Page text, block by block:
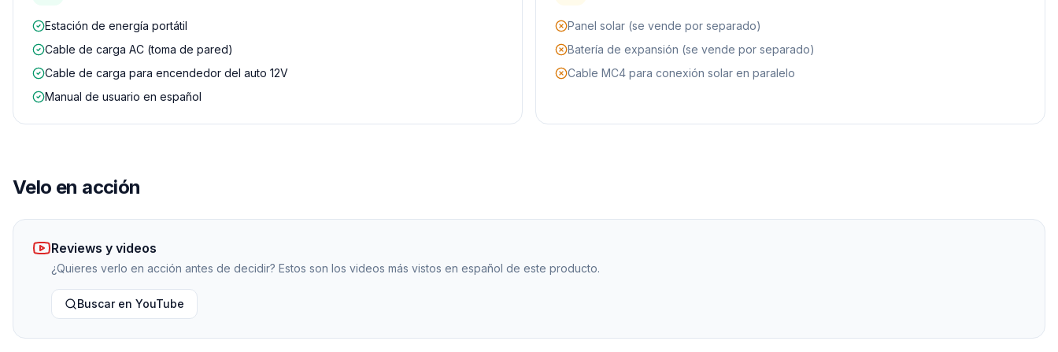
Estación de energía portátil
Cable de carga AC (toma de pared)
Cable de carga para encendedor del auto 12V
Manual de usuario en español
Panel solar (se vende por separado)
Batería de expansión (se vende por separado)
Cable MC4 para conexión solar en paralelo
Velo en acción
Reviews y videos
¿Quieres verlo en acción antes de decidir? Estos son los videos más vistos en español de este producto.
Buscar en YouTube